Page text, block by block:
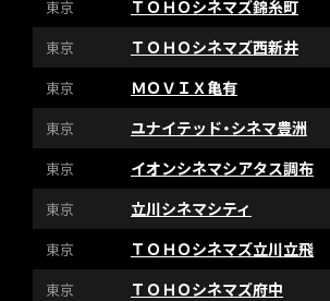
東京 ＴＯＨＯシネマズ錦糸町
東京
ＴＯＨＯシネマズ西新井
東京
ＭＯＶＩＸ亀有
東京
ユナイテッド・シネマ豊洲
東京
イオンシネマシアタス調布
東京
立川シネマシティ
東京
ＴＯＨＯシネマズ立川立飛
東京
ＴＯＨＯシネマズ府中